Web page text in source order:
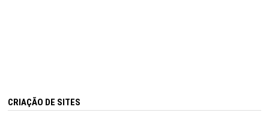
CRIAÇÃO DE SITES